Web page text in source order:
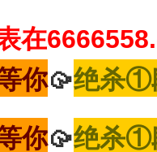
在
你🥠绝杀①
你🥠绝杀①